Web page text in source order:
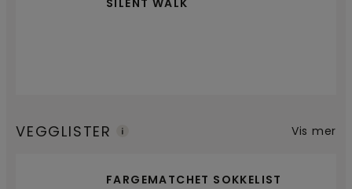
SILENT WALK
VEGGLISTER
FARGEMATCHET SOKKELIST
Vis mer